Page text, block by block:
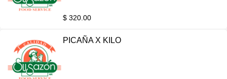
$ 320.00
PICAÑA X KILO